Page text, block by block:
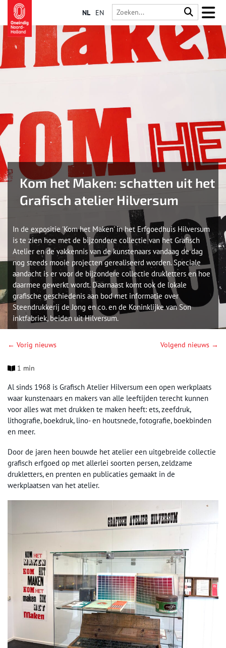
NL EN
Kom het Maken: schatten uit het
Grafisch atelier Hilversum
In de expositie 'Kom het Maken' in het Erfgoedhuis Hilversum
is te zien hoe met de bijzondere collectie van het Grafisch
Atelier en de vakkennis van de kunstenaars vandaag de dag
nog steeds mooie projecten gerealiseerd worden. Speciale
aandacht is er voor de bijzondere collectie drukletters en hoe
daarmee gewerkt wordt. Daarnaast komt ook de lokale
grafische geschiedenis aan bod met informatie over
Steendrukkerij de Jong en co. en de Koninklijke van Son
inktfabriek, beiden uit Hilversum.
← Vorig nieuws Volgend nieuws →
1 min
Al sinds 1968 is Grafisch Atelier Hilversum een open werkplaats
waar kunstenaars en makers van alle leeftijden terecht kunnen
voor alles wat met drukken te maken heeft: ets, zeefdruk,
lithografie, boekdruk, lino- en houtsnede, fotografie, boekbinden
en meer.
Door de jaren heen bouwde het atelier een uitgebreide collectie
grafisch erfgoed op met allerlei soorten persen, zeldzame
drukletters, en prenten en publicaties gemaakt in de
werkplaatsen van het atelier.